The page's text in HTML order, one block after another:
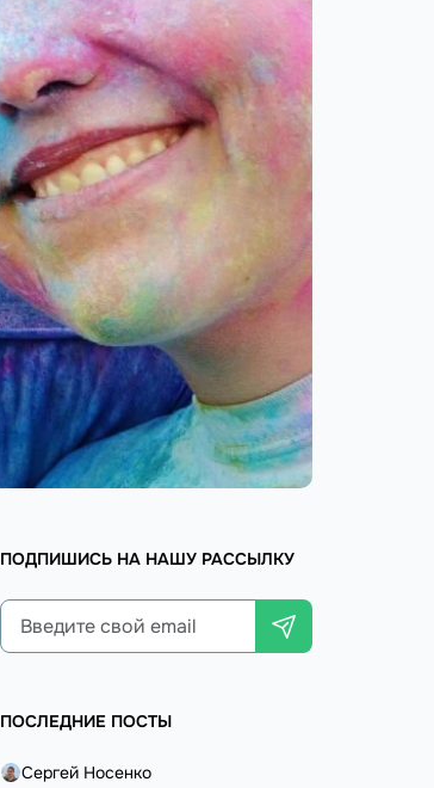
ПОДПИШИСЬ НА НАШУ РАССЫЛКУ
ПОСЛЕДНИЕ ПОСТЫ
Сергей Носенко